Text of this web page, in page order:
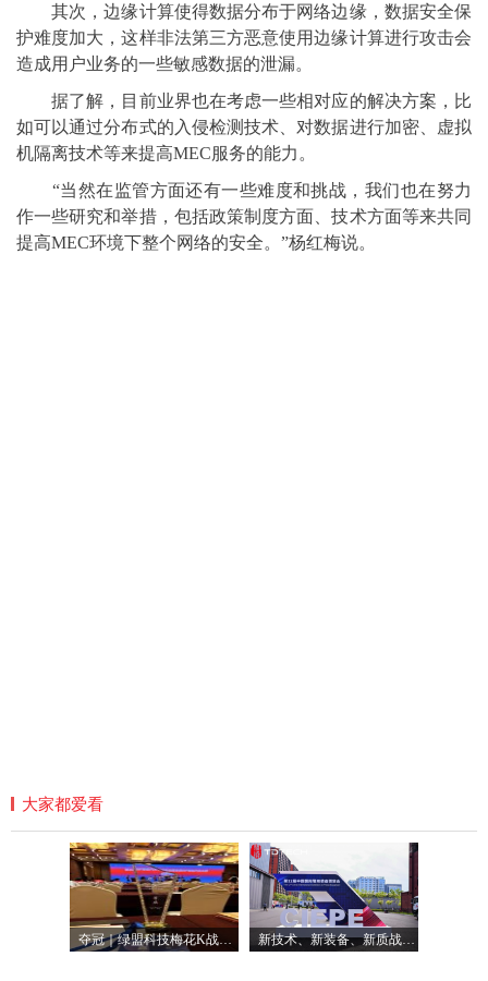
其次，边缘计算使得数据分布于网络边缘，数据安全保
护难度加大，这样非法第三方恶意使用边缘计算进行攻击会
造成用户业务的一些敏感数据的泄漏。
据了解，目前业界也在考虑一些相对应的解决方案，比
如可以通过分布式的入侵检测技术、对数据进行加密、虚拟
机隔离技术等来提高MEC服务的能力。
“当然在监管方面还有一些难度和挑战，我们也在努力
作一些研究和举措，包括政策制度方面、技术方面等来共同
提高MEC环境下整个网络的安全。”杨红梅说。
大家都爱看